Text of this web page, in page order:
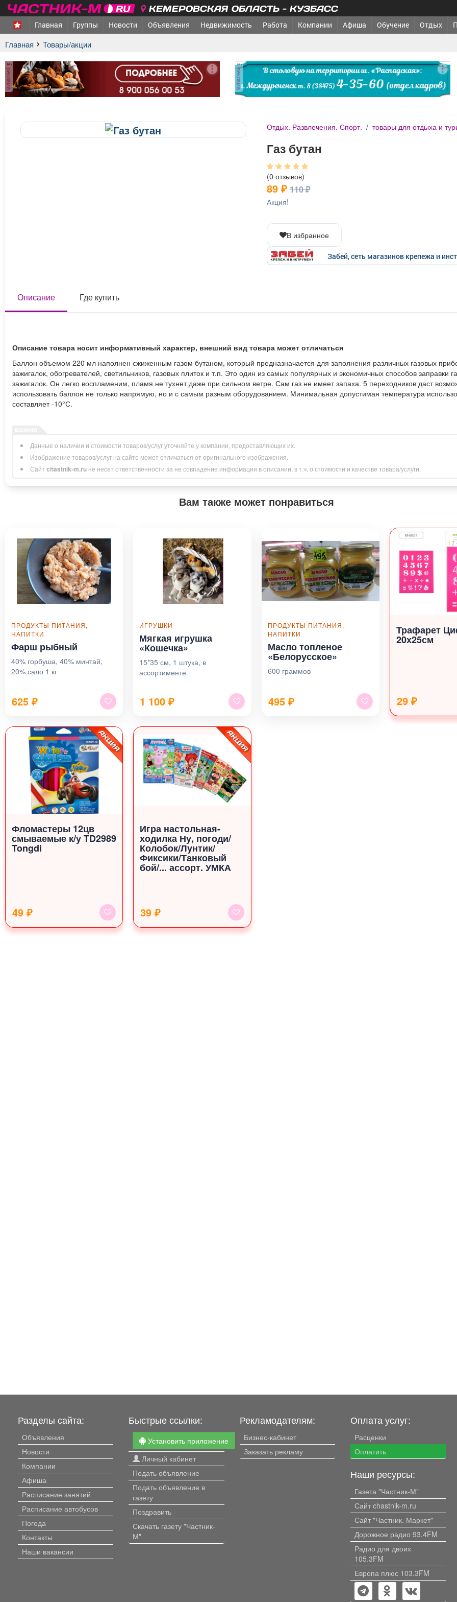
КЕМЕРОВСКАЯ ОБЛАСТЬ - КУЗБАСС
Главная Группы Новости Объявления Недвижимость Работа Компании Афиша Обучение Отдых
Главная Товары/акции
реклама реклама
Отдых. Развлечения. Спорт. / товары для отдыха и
Газ бутан
(0 отзывов)
89 ₽ 110 ₽
Акция!
В избранное
Забей, сеть магазинов крепежа и
Описание Где купить
Описание товара носит информативный характер, внешний вид товара может отличаться
Баллон объемом 220 мл наполнен сжиженным газом бутаном, который предназначается для заполнения различных газовых
зажигалок, обогревателей, светильников, газовых плиток и т.п. Это один из самых популярных и экономичных способов заправки
зажигалок. Он легко воспламеним, пламя не тухнет даже при сильном ветре. Сам газ не имеет запаха. 5 переходников даст
использовать баллон не только напрямую, но и с самым разным оборудованием. Минимальная допустимая температура
составляет -10°С.
Данные о наличии и стоимости товаров/услуг уточняйте у компании, предоставляющих их.
Изображение товаров/услуг на сайте может отличаться от оригинального изображения.
Сайт chastnik-m.ru не несет ответственности за не совпадение информации в описании, в т.ч. о стоимости и качестве товара/услуги.
Вам также может понравиться
ПРОДУКТЫ ПИТАНИЯ,
НАПИТКИ
Фарш рыбный
40% горбуша, 40% минтай,
20% сало 1 кг
625 ₽
ИГРУШКИ
Мягкая игрушка
«Кошечка»
15*35 см, 1 штука, в
ассортименте
1 100 ₽
ПРОДУКТЫ ПИТАНИЯ,
НАПИТКИ
Масло топленое
«Белорусское»
600 граммов
495₽
Трафарет
20х25см
29 ₽
Фломастеры 12цв
смываемые к/у TD2989
Tongdi
49 ₽
Игра настольная-
ходилка Ну, погоди/
Колобок/Лунтик/
Фиксики/Танковый
бой/... ассорт. УМКА
39 ₽
Разделы сайта:
Объявления
Новости
Компании
Афиша
Расписание занятий
Расписание автобусов
Погода
Контакты
Наши вакансии
Быстрые ссылки:
Установить приложение
Личный кабинет
Подать объявление
Подать объявление в
газету
Поздравить
Скачать газету "Частник-
М"
Рекламодателям:
Бизнес-кабинет
Заказать рекламу
Оплата услуг:
Расценки
Оплатить
Наши ресурсы:
Газета "Частник-М"
Сайт chastnik-m.ru
Сайт "Частник. Маркет"
Дорожное радио 93.4FM
Радио для двоих
105.3FM
Европа плюс 103.3FM